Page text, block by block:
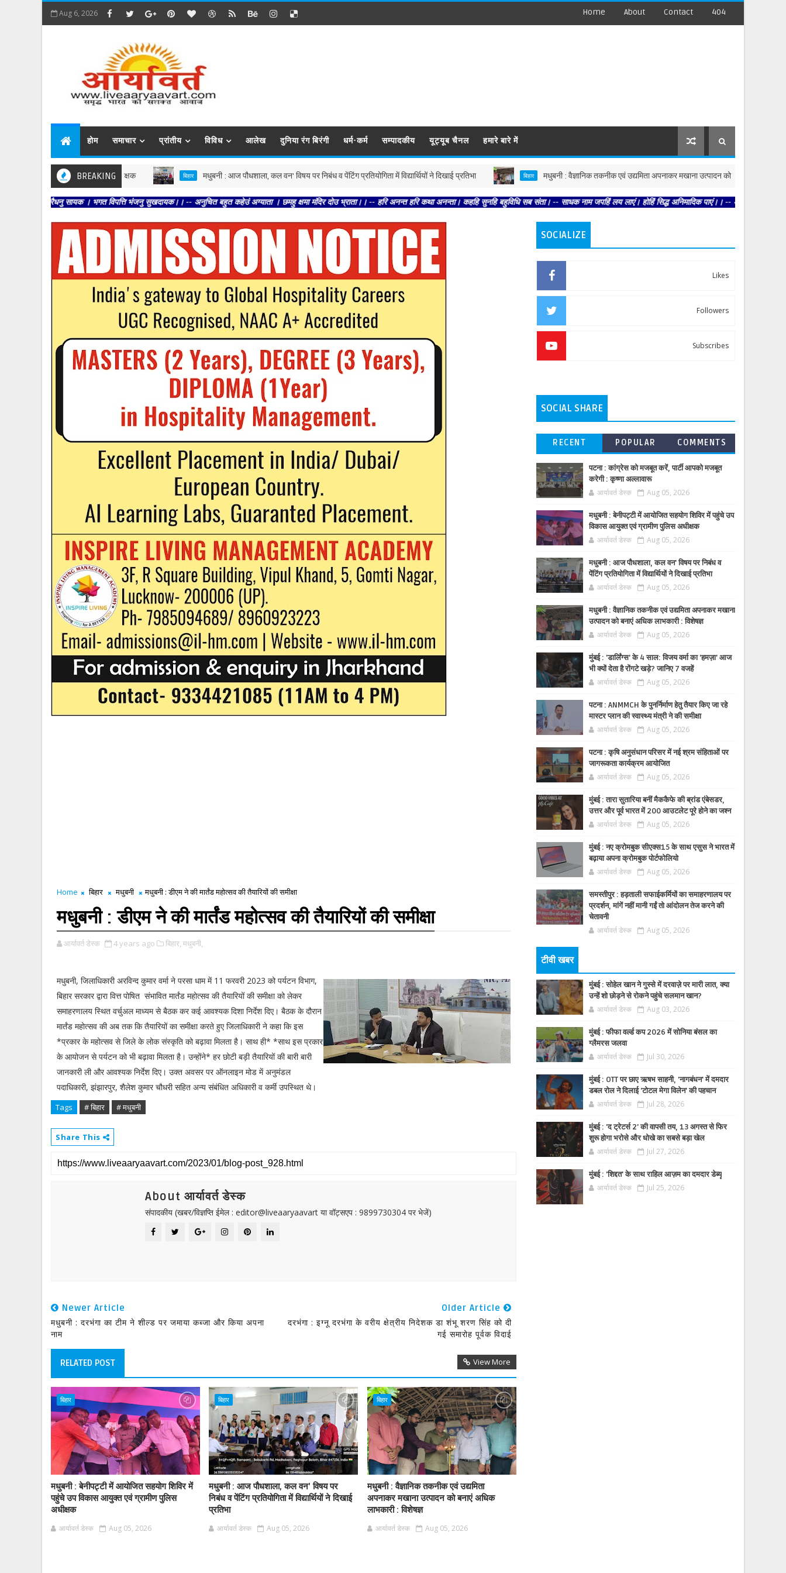
Aug 6, 2026 Home About Contact 404
होम समाचार प्रांतीय विविध आलेख दुनिया रंग बिरंगी धर्म-कर्म सम्पादकीय यूट्यूब चैनल हमारे बारे में
BREAKING बिहार मधुबनी : आज पौधशाला, कल वन' विषय पर निबंध व पेंटिंग प्रतियोगिता में विद्यार्थियों ने दिखाई प्रतिभा बिहार मधुबनी : वैज्ञानिक तकनीक एवं उद्यमिता अपनाकर मखाना उत्पादन को बनाएं अधिक लाभकारी :
। भगत विपत्ति भंजनु सुखदायक।। -- अनुचित बहुत कहेउं अग्याता । छमहु क्षमा मंदिर दोउ भ्राता।। -- हरि अनन्त हरि कथा अनन्ता। कहहि सुनहि बहुविधि सब संता। -- साधक नाम जपहिं लय लाएं। होहिं सिद्ध अनिमादिक पाएं।। -- अतिथि पूज्य प्रियतम पुरारि के
Home बिहार मधुबनी मधुबनी : डीएम ने की मार्तंड महोत्सव की तैयारियों की समीक्षा
मधुबनी : डीएम ने की मार्तंड महोत्सव की तैयारियों की समीक्षा
आर्यावर्त डेस्क 4 years ago बिहार, मधुबनी,
मधुबनी, जिलाधिकारी अरविन्द कुमार वर्मा ने परसा धाम में 11 फरवरी 2023 को पर्यटन विभाग,
बिहार सरकार द्वारा वित्त पोषित संभावित मार्तंड महोत्सव की तैयारियों की समीक्षा को लेकर
समाहरणालय स्थित वर्चुअल माध्यम से बैठक कर कई आवश्यक दिशा निर्देश दिए। बैठक के दौरान
मार्तंड महोत्सव की अब तक कि तैयारियों का समीक्षा करते हुए जिलाधिकारी ने कहा कि इस
*प्रकार के महोत्सव से जिले के लोक संस्कृति को बढ़ावा मिलता है। साथ ही* *साथ इस प्रकार
के आयोजन से पर्यटन को भी बढ़ावा मिलता है। उन्होंने* हर छोटी बड़ी तैयारियों की बारी बारी
जानकारी ली और आवश्यक निर्देश दिए। उक्त अवसर पर ऑनलाइन मोड में अनुमंडल
पदाधिकारी, झंझारपुर, शैलेश कुमार चौधरी सहित अन्य संबंधित अधिकारी व कर्मी उपस्थित थे।
Tags # बिहार # मधुबनी
Share This
About आर्यावर्त डेस्क
संपादकीय (खबर/विज्ञप्ति ईमेल : editor@liveaaryaavart या वॉट्सएप : 9899730304 पर भेजें)
Newer Article
मधुबनी : दरभंगा का टीम ने शील्ड पर जमाया कब्जा और किया अपना
नाम
Older Article
दरभंगा : इग्नू दरभंगा के वरीय क्षेत्रीय निदेशक डा शंभू शरण सिंह को दी
गई समारोह पूर्वक विदाई
RELATED POST View More
बिहार
मधुबनी : बेनीपट्टी में आयोजित सहयोग शिविर में
पहुंचे उप विकास आयुक्त एवं ग्रामीण पुलिस
अधीक्षक
आर्यावर्त डेस्क Aug 05, 2026
बिहार
मधुबनी : आज पौधशाला, कल वन' विषय पर
निबंध व पेंटिंग प्रतियोगिता में विद्यार्थियों ने दिखाई
प्रतिभा
आर्यावर्त डेस्क Aug 05, 2026
बिहार
मधुबनी : वैज्ञानिक तकनीक एवं उद्यमिता
अपनाकर मखाना उत्पादन को बनाएं अधिक
लाभकारी : विशेषज्ञ
आर्यावर्त डेस्क Aug 05, 2026
SOCIALIZE
Likes
Followers
Subscribes
SOCIAL SHARE
RECENT POPULAR COMMENTS
पटना : कांग्रेस को मजबूत करें, पार्टी आपको मजबूत
करेगी : कृष्णा अल्लावारू
आर्यावर्त डेस्क Aug 05, 2026
मधुबनी : बेनीपट्टी में आयोजित सहयोग शिविर में पहुंचे उप
विकास आयुक्त एवं ग्रामीण पुलिस अधीक्षक
आर्यावर्त डेस्क Aug 05, 2026
मधुबनी : आज पौधशाला, कल वन' विषय पर निबंध व
पेंटिंग प्रतियोगिता में विद्यार्थियों ने दिखाई प्रतिभा
आर्यावर्त डेस्क Aug 05, 2026
मधुबनी : वैज्ञानिक तकनीक एवं उद्यमिता अपनाकर मखाना
उत्पादन को बनाएं अधिक लाभकारी : विशेषज्ञ
आर्यावर्त डेस्क Aug 05, 2026
मुंबई : 'डार्लिंग्स' के 4 साल: विजय वर्मा का 'हमज़ा' आज
भी क्यों देता है रोंगटे खड़े? जानिए 7 वजहें
आर्यावर्त डेस्क Aug 05, 2026
पटना : ANMMCH के पुनर्निर्माण हेतु तैयार किए जा रहे
मास्टर प्लान की स्वास्थ्य मंत्री ने की समीक्षा
आर्यावर्त डेस्क Aug 05, 2026
पटना : कृषि अनुसंधान परिसर में नई श्रम संहिताओं पर
जागरूकता कार्यक्रम आयोजित
आर्यावर्त डेस्क Aug 05, 2026
मुंबई : तारा सुतारिया बनीं मैककैफे की ब्रांड एंबेसडर,
उत्तर और पूर्व भारत में 200 आउटलेट पूरे होने का जश्न
आर्यावर्त डेस्क Aug 05, 2026
मुंबई : नए क्रोमबुक सीएक्स15 के साथ एसुस ने भारत में
बढ़ाया अपना क्रोमबुक पोर्टफोलियो
आर्यावर्त डेस्क Aug 05, 2026
समस्तीपुर : हड़ताली सफाईकर्मियों का समाहरणालय पर
प्रदर्शन, मांगें नहीं मानी गईं तो आंदोलन तेज करने की
चेतावनी
आर्यावर्त डेस्क Aug 05, 2026
टीवी खबर
मुंबई : सोहेल खान ने गुस्से में दरवाज़े पर मारी लात, क्या
उन्हें शो छोड़ने से रोकने पहुंचे सलमान खान?
आर्यावर्त डेस्क Aug 03, 2026
मुंबई : फीफा वर्ल्ड कप 2026 में सोनिया बंसल का
ग्लैमरस जलवा
आर्यावर्त डेस्क Jul 30, 2026
मुंबई : OTT पर छाए ऋषभ साहनी, 'नागबंधन' में दमदार
डबल रोल ने दिलाई 'टोटल मेगा विलेन' की पहचान
आर्यावर्त डेस्क Jul 28, 2026
मुंबई : 'द ट्रेटर्स 2' की वापसी तय, 13 अगस्त से फिर
शुरू होगा भरोसे और धोखे का सबसे बड़ा खेल
आर्यावर्त डेस्क Jul 27, 2026
मुंबई : 'शिद्दत' के साथ राहिल आज़म का दमदार डेब्यू
आर्यावर्त डेस्क Jul 25, 2026